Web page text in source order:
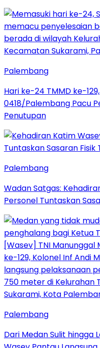
Palembang
Hari ke-24 TMMD ke-
0418/Palembang Pacu
Penutupan
Palembang
Wadan Satgas:
Personel Tuntaskan
Palembang
Dari Medan Sulit hingga